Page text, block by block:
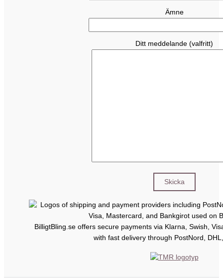
Ämne
Ditt meddelande (valfritt)
BilligtBling.se offers secure payments via Klarna, Swish,
with fast delivery through PostNord,